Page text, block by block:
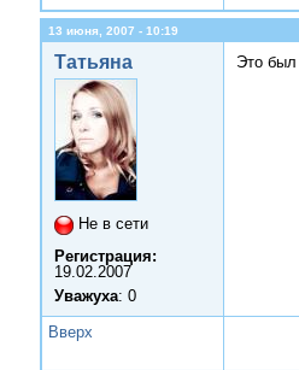
13 июня, 2007 - 10:19
Татьяна
Не в сети
Регистрация:
19.02.2007
Уважуха: 0
Это
Вверх